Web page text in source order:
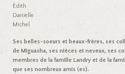
Édith
Danielle
Michel
Ses belles-soeurs et beaux-frères, ses
de Miguasha, ses nièces et neveux, ses
membres de la famille Landry et de la
que ses nombreux amis (es).